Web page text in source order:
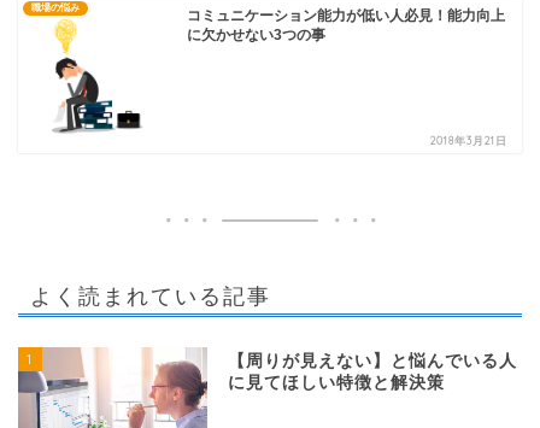
職場の悩み
コミュニケーション能力が低い人必見！能力向上
に欠かせない3つの事
2018年3月21日
よく読まれている記事
1
【周りが見えない】と悩んでいる人
に見てほしい特徴と解決策